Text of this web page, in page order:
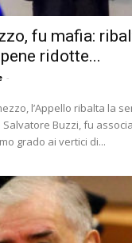
fu mafia:
ridotte...
-
lʼAppello ribalta la
Salvatore Buzzi, fu
grado ai vertici di...